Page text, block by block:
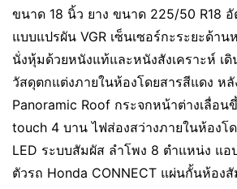
ขนาด 18 นิ้ว ยาง ขนาด 225/50 R18
แบบแปรผัน VGR เซ็นเซอร์กะระยะด้าน
นั่งหุ้มด้วยหนังแท้และหนังสังเคราะห์ เดิ
วัสดุตกแต่งภายในห้องโดยสารสีแดง หลั
Panoramic Roof กระจกหน้าต่างเลื่อน
touch 4 บาน ไฟส่องสว่างภายในห้องโ
LED ระบบสัมผัส ลำโพง 8 ตำแหน่ง แ
ตัวรถ Honda CONNECT แผ่นกั้นห้อง